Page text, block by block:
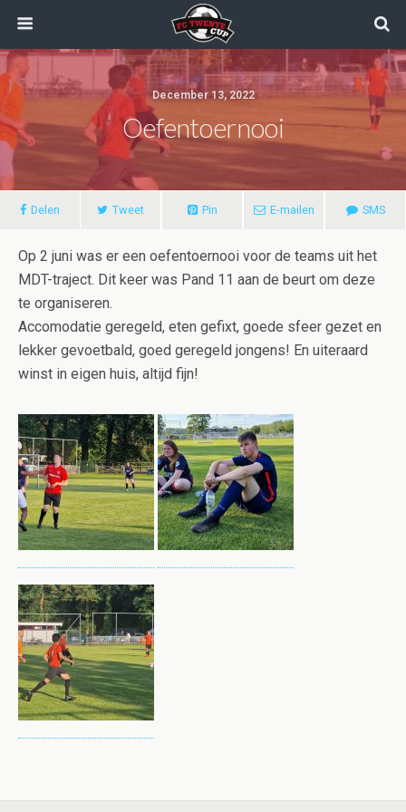
December 13, 2022
Oefentoernooi
Delen Tweet Pin E-mailen SMS
Op 2 juni was er een oefentoernooi voor de teams uit het
MDT-traject. Dit keer was Pand 11 aan de beurt om deze
te organiseren.
Accomodatie geregeld, eten gefixt, goede sfeer gezet en
lekker gevoetbald, goed geregeld jongens! En uiteraard
winst in eigen huis, altijd fijn!